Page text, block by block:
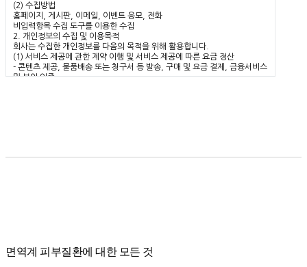
(2) 수집방법
홈페이지, 게시판, 이메일, 이벤트 응모, 전화
비입력항목 수집 도구를 이용한 수집
2. 개인정보의 수집 및 이용목적
회사는 수집한 개인정보를 다음의 목적을 위해 활용합니다.
(1) 서비스 제공에 관한 계약 이행 및 서비스 제공에 따른 요금 정산
- 콘텐츠 제공, 물품배송 또는 청구서 등 발송, 구매 및 요금 결제, 금융서비스
및 본인 인증
(1) 개인정보 제공
나 회원 탈퇴 신청이나 서비스 중단 등의 상황이 발생할 경우 해당 정보를 바
면역계 피부질환에 대한 모든 것